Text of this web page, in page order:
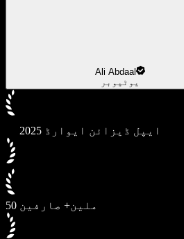
Ali Abdaal
یوٹیوبر
2025 ایپل ڈیزائن ایوارڈ
50 ملین+ صارفین